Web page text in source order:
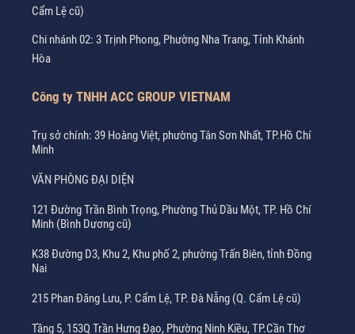
Cẩm Lệ cũ)
Chi nhánh 02: 3 Trịnh Phong, Phường Nha Trang, Tỉnh Khánh
Hòa
Công ty TNHH ACC GROUP VIETNAM
Trụ sở chính: 39 Hoàng Việt, phường Tân Sơn Nhất, TP.Hồ Chí
Minh
VĂN PHÒNG ĐẠI DIỆN
121 Đường Trần Bình Trọng, Phường Thủ Dầu Một, TP. Hồ Chí
Minh (Bình Dương cũ)
K38 Đường D3, Khu 2, Khu phố 2, phường Trấn Biên, tỉnh Đồng
Nai
215 Phan Đăng Lưu, P. Cẩm Lệ, TP. Đà Nẵng (Q. Cẩm Lệ cũ)
Tầng 5, 153Q Trần Hưng Đạo, Phường Ninh Kiều, TP.Cần Thơ